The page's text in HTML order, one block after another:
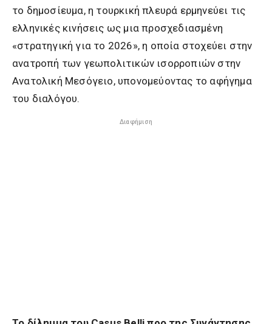
το δημοσίευμα, η τουρκική πλευρά ερμηνεύει τις
ελληνικές κινήσεις ως μια προσχεδιασμένη
«στρατηγική για το 2026», η οποία στοχεύει στην
ανατροπή των γεωπολιτικών ισορροπιών στην
Ανατολική Μεσόγειο, υπονομεύοντας το αφήγημα
του διαλόγου.
Διαφήμιση